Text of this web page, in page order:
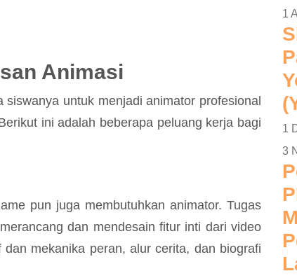
Animasi
untuk menjadi animator profesional
ini adalah beberapa peluang kerja bagi
pun juga membutuhkan animator. Tugas
dan mendesain fitur inti dari video
mekanika peran, alur cerita, dan biografi
1
1
3